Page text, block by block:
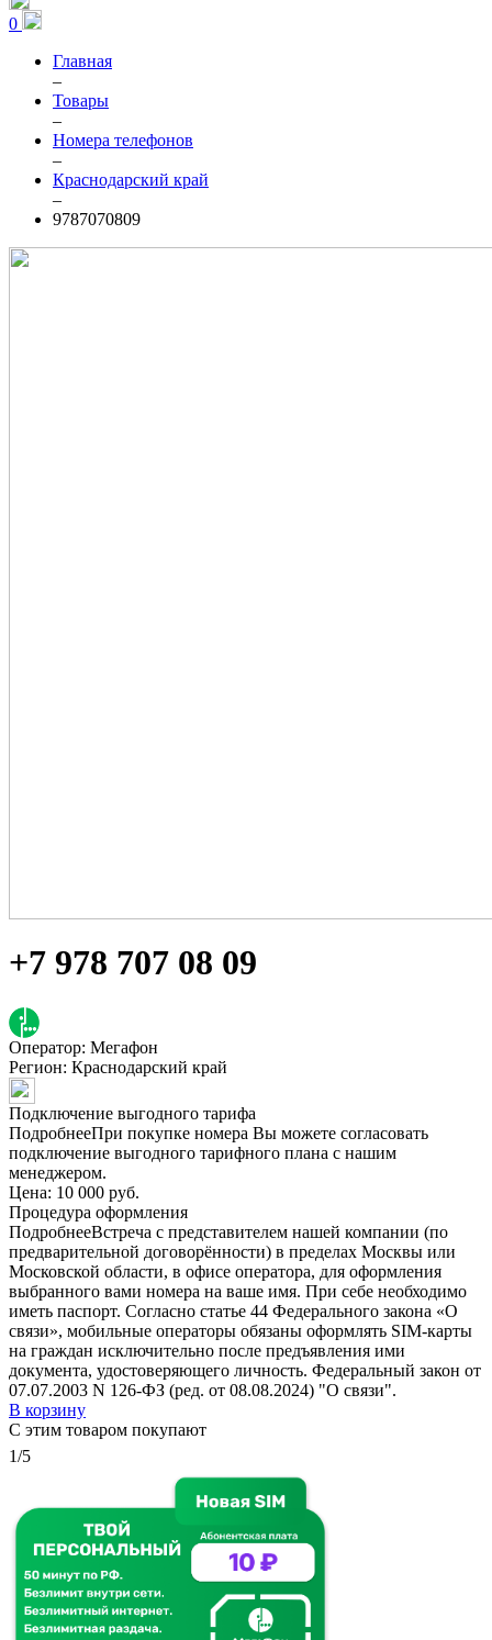
0
Главная
–
Товары
–
Номера телефонов
–
Краснодарский край
–
9787070809
+7 978 707 08 09
Оператор: Мегафон
Регион: Краснодарский край
Подключение выгодного тарифа
ПодробнееПри покупке номера Вы можете согласовать
подключение выгодного тарифного плана с нашим
менеджером.
Цена: 10 000 руб.
Процедура оформления
ПодробнееВстреча с представителем нашей компании (по
предварительной договорённости) в пределах Москвы или
Московской области, в офисе оператора, для оформления
выбранного вами номера на ваше имя. При себе необходимо
иметь паспорт. Согласно статье 44 Федерального закона «О
связи», мобильные операторы обязаны оформлять SIM-карты
на граждан исключительно после предъявления ими
документа, удостоверяющего личность. Федеральный закон от
07.07.2003 N 126-ФЗ (ред. от 08.08.2024) "О связи".
В корзину
С этим товаром покупают
1/5